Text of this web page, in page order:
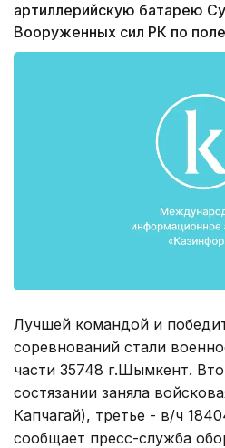
артиллерийскую батарею
Вооруженных сил РК по
Лучшей командой и
соревнований стали
части 35748 г.Шымкент.
состязании заняла
Капчагай), третье - в/ч
сообщает пресс-служба